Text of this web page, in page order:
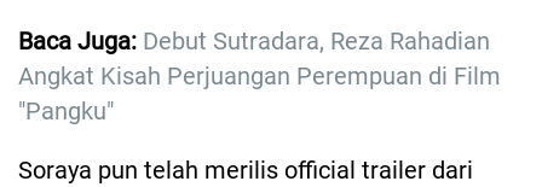
Baca Juga: Debut Sutradara, Reza Rahadian
Angkat Kisah Perjuangan Perempuan di Film
"Pangku"
Soraya pun telah merilis official trailer dari